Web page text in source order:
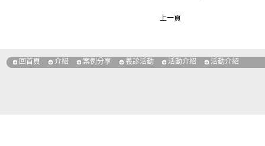
上一頁
回首頁 介紹 案例分享 義診活動 活動介紹 活動介紹